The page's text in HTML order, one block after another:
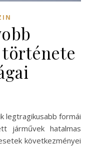
járművek hatalmas
következményei